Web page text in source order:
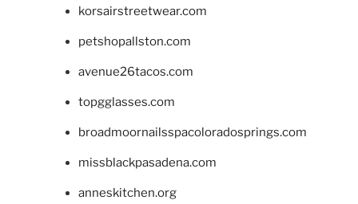
korsairstreetwear.com
petshopallston.com
avenue26tacos.com
topgglasses.com
broadmoornailsspacoloradosprings.com
missblackpasadena.com
anneskitchen.org